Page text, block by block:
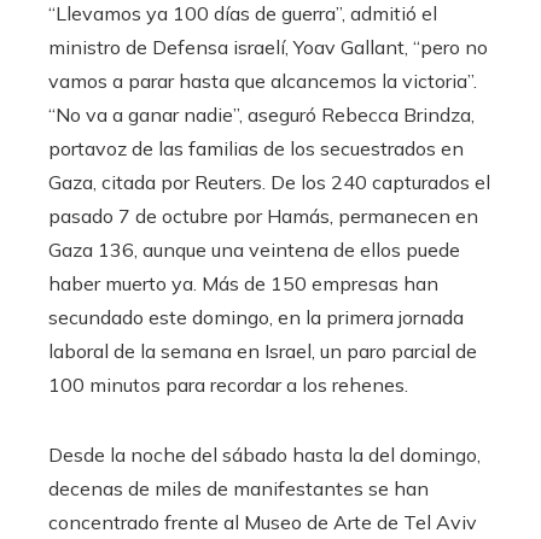
“Llevamos ya 100 días de guerra”, admitió el
ministro de Defensa israelí, Yoav Gallant, “pero no
vamos a parar hasta que alcancemos la victoria”.
“No va a ganar nadie”, aseguró Rebecca Brindza,
portavoz de las familias de los secuestrados en
Gaza, citada por Reuters. De los 240 capturados el
pasado 7 de octubre por Hamás, permanecen en
Gaza 136, aunque una veintena de ellos puede
haber muerto ya. Más de 150 empresas han
secundado este domingo, en la primera jornada
laboral de la semana en Israel, un paro parcial de
100 minutos para recordar a los rehenes.
Desde la noche del sábado hasta la del domingo,
decenas de miles de manifestantes se han
concentrado frente al Museo de Arte de Tel Aviv